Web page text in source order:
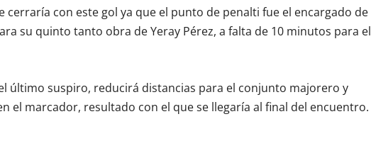
cerraría con este gol ya que el punto de penalti fue el encargado de
su quinto tanto obra de Yeray Pérez, a falta de 10 minutos para el
último suspiro, reducirá distancias para el conjunto majorero y
el marcador, resultado con el que se llegaría al final del encuentro.